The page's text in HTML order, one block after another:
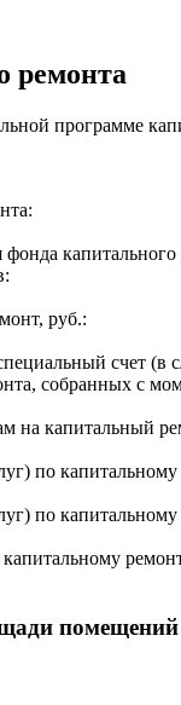
ремонта
программе
капитального
руб.:
счет (в
собранных с
на капитальный
по
по
помещений